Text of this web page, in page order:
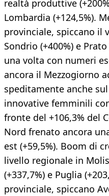
realtà produttive
Lombardia (+124,5%).
provinciale, spiccano il
Sondrio (+400%) e
una volta con numeri
ancora il Mezzogiorno
speditamente anche
innovative femminili
fronte del +106,3% del
Nord frenato ancora
est (+59,5%). Boom di
livello regionale in
(+337,7%) e Puglia
provinciale, spiccano